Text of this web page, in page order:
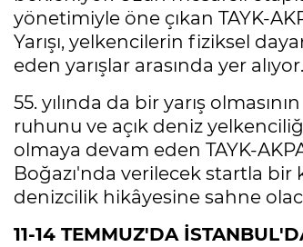
yönetimiyle öne çıkan TAYK-
Yarışı, yelkencilerin fiziksel
eden yarışlar arasında yer alıyor.
55. yılında da bir yarış
ruhunu ve açık deniz
olmaya devam eden TAYK-
Boğazı'nda verilecek startla
denizcilik hikâyesine sahne
11-14 TEMMUZ'DA